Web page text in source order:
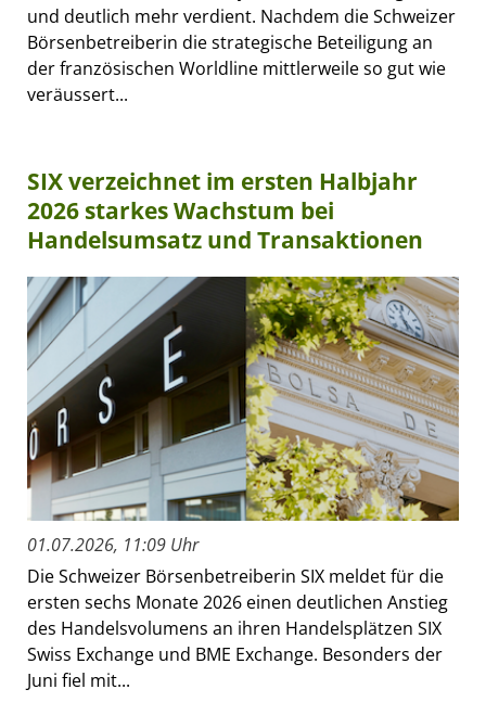
und deutlich mehr verdient. Nachdem die Schweizer
Börsenbetreiberin die strategische Beteiligung an
der französischen Worldline mittlerweile so gut wie
veräussert...
SIX verzeichnet im ersten Halbjahr
2026 starkes Wachstum bei
Handelsumsatz und Transaktionen
01.07.2026, 11:09 Uhr
Die Schweizer Börsenbetreiberin SIX meldet für die
ersten sechs Monate 2026 einen deutlichen Anstieg
des Handelsvolumens an ihren Handelsplätzen SIX
Swiss Exchange und BME Exchange. Besonders der
Juni fiel mit...